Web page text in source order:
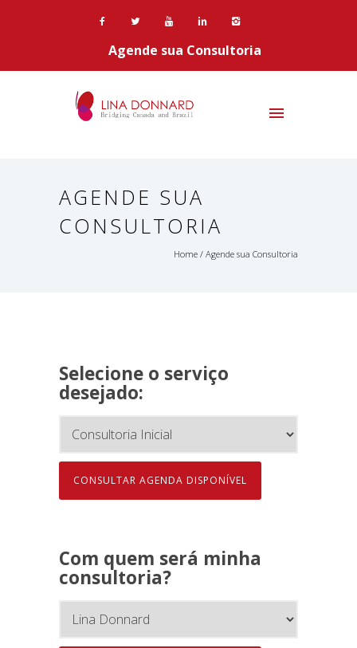
Agende sua Consultoria
AGENDE SUA
CONSULTORIA
Home / Agende sua Consultoria
Selecione o serviço
desejado:
Com quem será minha
consultoria?